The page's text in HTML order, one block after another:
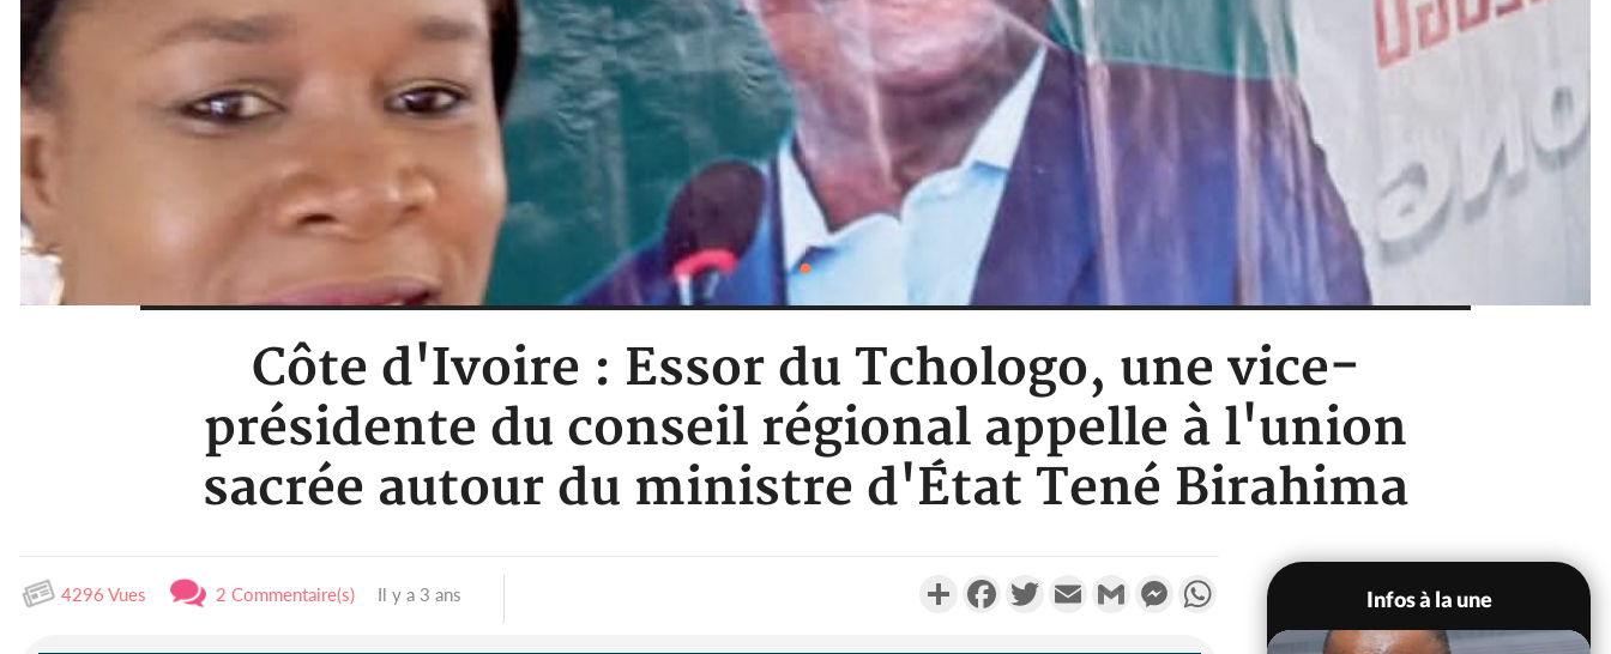
Côte d'Ivoire : Essor du Tchologo, une vice-
présidente du conseil régional appelle à l'union
sacrée autour du ministre d'État Tené Birahima
4296 Vues 2 Commentaire(s) Il y a 3 ans PartagerFacebookTwitterEmail Gmail MessengerWhatsApp
Infos à la une